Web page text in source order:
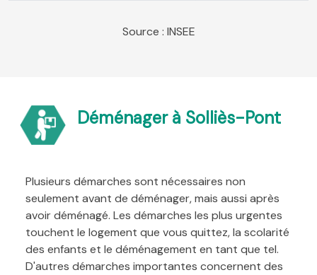
Source : INSEE
Déménager à Solliès-Pont
Plusieurs démarches sont nécessaires non
seulement avant de déménager, mais aussi après
avoir déménagé. Les démarches les plus urgentes
touchent le logement que vous quittez, la scolarité
des enfants et le déménagement en tant que tel.
D'autres démarches importantes concernent des